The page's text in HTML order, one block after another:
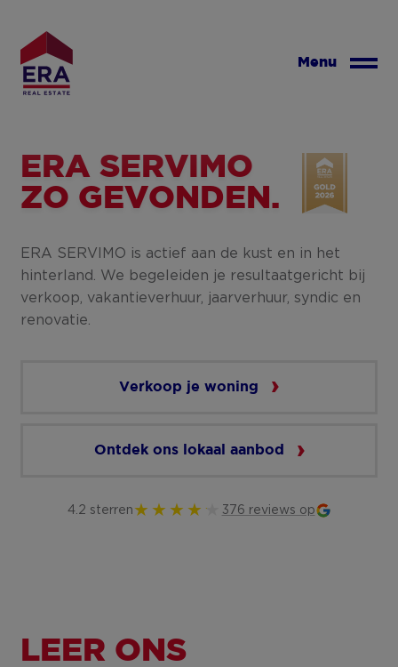
inhoud
Menu
ERA SERVIMO
ZO GEVONDEN.
ERA SERVIMO is actief aan de kust en in het
hinterland. We begeleiden je resultaatgericht bij
verkoop, vakantieverhuur, jaarverhuur, syndic en
renovatie.
Verkoop je woning
Ontdek ons lokaal aanbod
4.2 sterren 376 reviews op
LEER ONS